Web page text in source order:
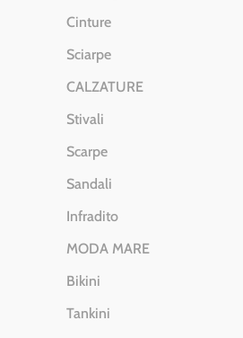
Cinture
Sciarpe
CALZATURE
Stivali
Scarpe
Sandali
Infradito
MODA MARE
Bikini
Tankini